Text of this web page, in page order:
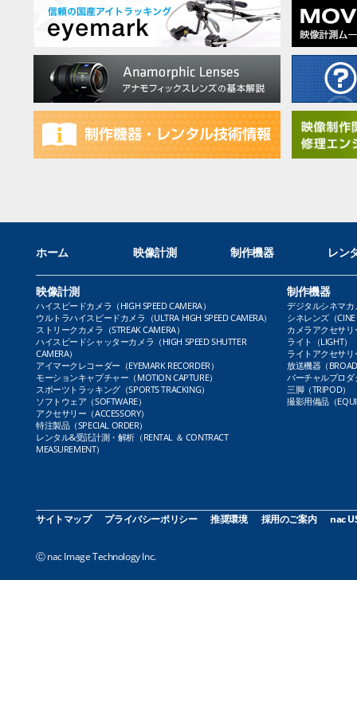
ホーム 映像計測 制作機器 レン
映像計測
ハイスピードカメラ（HIGH SPEED CAMERA）
ウルトラハイスピードカメラ（ULTRA HIGH SPEED CAMERA）
ストリークカメラ（STREAK CAMERA）
ハイスピードシャッターカメラ（HIGH SPEED SHUTTER
CAMERA）
アイマークレコーダー（EYEMARK RECORDER）
モーションキャプチャー（MOTION CAPTURE）
スポーツトラッキング（SPORTS TRACKING）
ソフトウェア（SOFTWARE）
アクセサリー（ACCESSORY）
特注製品（SPECIAL ORDER）
レンタル&受託計測・解析（RENTAL ＆ CONTRACT
MEASUREMENT）
制作機器
デジタルシネマカ
シネレンズ（CINE
カメラアクセサリ
ライト（LIGHT）
ライトアクセサリ
放送機器（
バーチャルプロダ
三脚（TRIPOD）
撮影用備品（
サイトマップ プライバシーポリシー 推奨環境 採用のご案内 nac
Ⓒ nac Image Technology Inc.